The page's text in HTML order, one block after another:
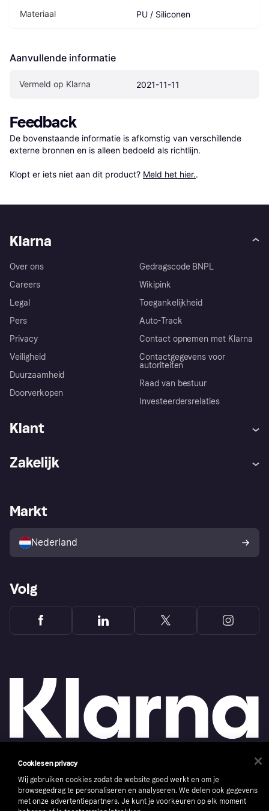
Materiaal PU / Siliconen
Aanvullende informatie
Vermeld op Klarna 2021-11-11
Feedback
De bovenstaande informatie is afkomstig van verschillende
externe bronnen en is alleen bedoeld als richtlijn.
Klopt er iets niet aan dit product? Meld het hier..
Klarna
Over ons
Careers
Legal
Pers
Privacy
Veiligheid
Duurzaamheid
Doorverkopen
Gedragscode BNPL
Wikipink
Toegankelijkheid
Auto-Track
Contact opnemen met Klarna
Contactgegevens voor
autoriteiten
Raad van bestuur
Investeerdersrelaties
Klant
Winkeloverzicht
Kopersbescherming voor
consumenten
Zakelijk
Zakelijke login
Markt
Nederland
Volg
rights reserved. Klarna Bank AB (publ). Sveavägen 46, 111 34 Stockholm. Organization
number: 556737-0431
Cookies Klarna.com
Cookies en privacy
Wij gebruiken cookies zodat de website goed werkt en om je
browsegedrag te personaliseren en analyseren. We delen ook gegevens
met onze advertentiepartners. Je kunt je voorkeuren op elk moment